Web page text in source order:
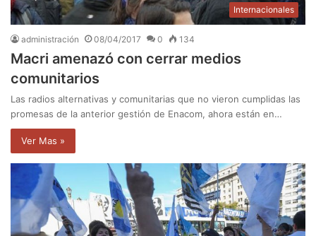
Internacionales
administración 08/04/2017 0 134
Macri amenazó con cerrar medios
comunitarios
Las radios alternativas y comunitarias que no vieron cumplidas las
promesas de la anterior gestión de Enacom, ahora están en…
Ver Mas »